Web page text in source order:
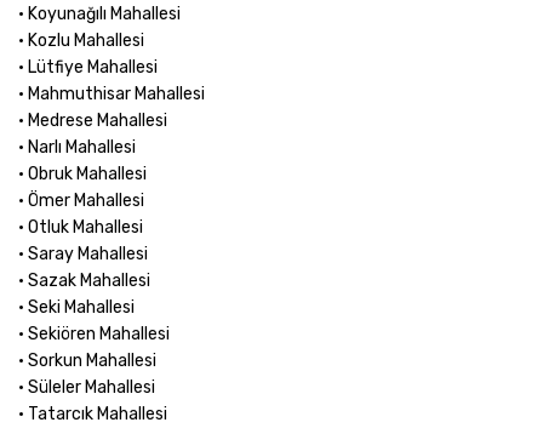
• Koyunağılı Mahallesi
• Kozlu Mahallesi
• Lütfiye Mahallesi
• Mahmuthisar Mahallesi
• Medrese Mahallesi
• Narlı Mahallesi
• Obruk Mahallesi
• Ömer Mahallesi
• Otluk Mahallesi
• Saray Mahallesi
• Sazak Mahallesi
• Seki Mahallesi
• Sekiören Mahallesi
• Sorkun Mahallesi
• Süleler Mahallesi
• Tatarcık Mahallesi